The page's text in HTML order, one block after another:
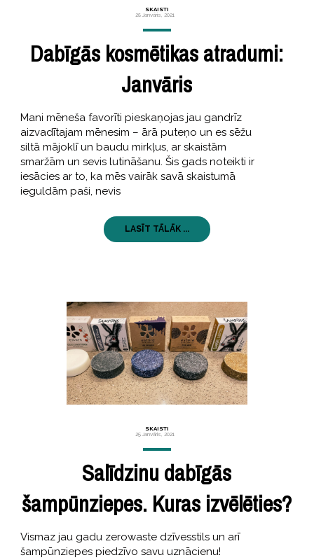
SKAISTI
28 Janvāris, 2021
Dabīgās kosmētikas atradumi:
Janvāris
Mani mēneša favorīti pieskaņojas jau gandrīz
aizvadītajam mēnesim – ārā puteņo un es sēžu
siltā mājoklī un baudu mirkļus, ar skaistām
smaržām un sevis lutināšanu. Šis gads noteikti ir
iesācies ar to, ka mēs vairāk savā skaistumā
ieguldām paši, nevis
LASĪT TĀLĀK ...
SKAISTI
25 Janvāris, 2021
Salīdzinu dabīgās
šampūnziepes. Kuras izvēlēties?
Vismaz jau gadu zerowaste dzīvesstils un arī
šampūnziepes piedzīvo savu uznācienu!